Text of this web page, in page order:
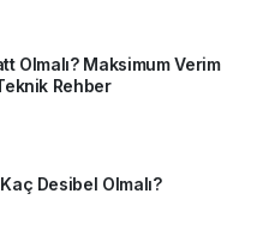
Olmalı? Maksimum Verim
Rehber
Desibel Olmalı?